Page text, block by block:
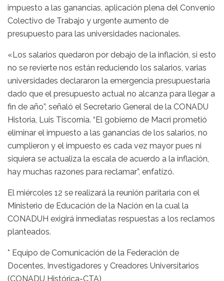
impuesto a las ganancias, aplicación plena del Convenio
Colectivo de Trabajo y urgente aumento de
presupuesto para las universidades nacionales.
«Los salarios quedaron por debajo de la inflación, si esto
no se revierte nos están reduciendo los salarios, varias
universidades declararon la emergencia presupuestaria
dado que el presupuesto actual no alcanza para llegar a
fin de año”, señaló el Secretario General de la CONADU
Historia, Luis Tiscornia. “El gobierno de Macri prometió
eliminar el impuesto a las ganancias de los salarios, no
cumplieron y el impuesto es cada vez mayor pues ni
siquiera se actualiza la escala de acuerdo a la inflación,
hay muchas razones para reclamar”, enfatizó.
El miércoles 12 se realizará la reunión paritaria con el
Ministerio de Educación de la Nación en la cual la
CONADUH exigirá inmediatas respuestas a los reclamos
planteados.
* Equipo de Comunicación de la Federación de
Docentes, Investigadores y Creadores Universitarios
(CONADU Histórica-CTA)